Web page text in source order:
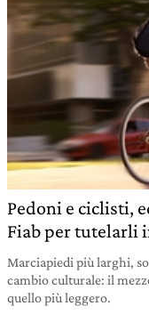
Pedoni e ciclisti,
Fiab per tutelarli
Marciapiedi più larghi,
cambio culturale: il
quello più leggero.